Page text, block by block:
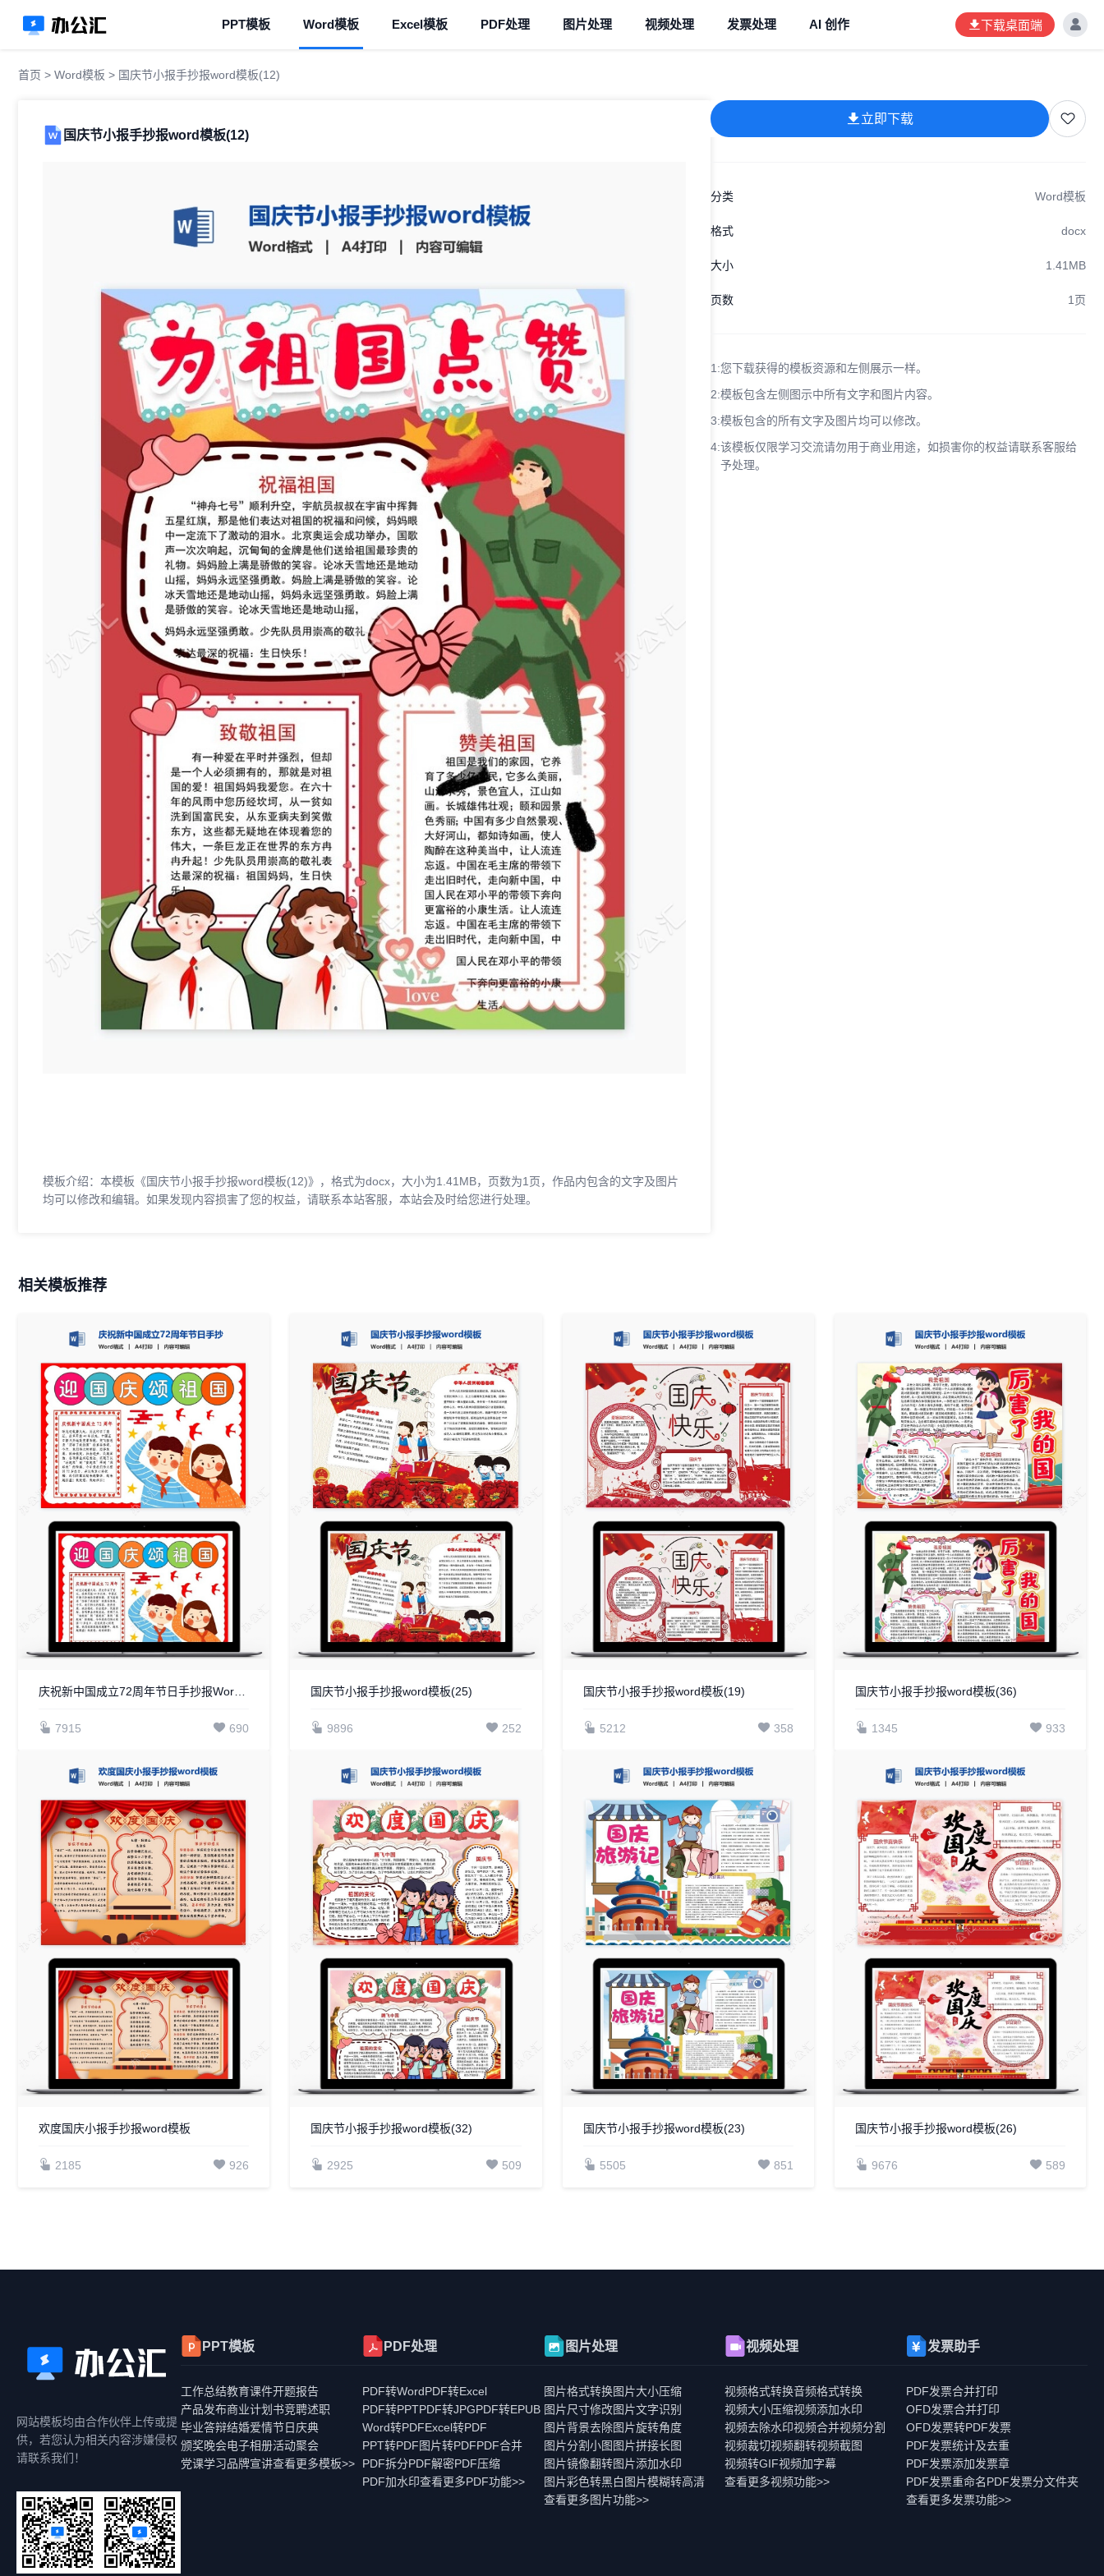
PPT模板 Word模板 Excel模板 PDF处理 图片处理 视频处理 发票处理 AI 创作 下载桌面端
首页 > Word模板 > 国庆节小报手抄报word模板(12)
国庆节小报手抄报word模板(12)
模板介绍：本模板《国庆节小报手抄报word模板(12)》，格式为docx，大小为1.41MB，页数为1页，作品内包含的文字及图片
均可以修改和编辑。如果发现内容损害了您的权益，请联系本站客服，本站会及时给您进行处理。
立即下载
分类 Word模板
格式 docx
大小 1.41MB
页数 1页
1:您下载获得的模板资源和左侧展示一样。
2:模板包含左侧图示中所有文字和图片内容。
3:模板包含的所有文字及图片均可以修改。
4:该模板仅限学习交流请勿用于商业用途，如损害你的权益请联系客服给
予处理。
相关模板推荐
7915 690
国庆节小报手抄报word模板(25)
9896 252
国庆节小报手抄报word模板(19)
5212 358
国庆节小报手抄报word模板(36)
1345 933
欢度国庆小报手抄报word模板
2185 926
国庆节小报手抄报word模板(32)
2925 509
国庆节小报手抄报word模板(23)
5505 851
国庆节小报手抄报word模板(26)
9676 589
网站模板均由合作伙伴上传或提
供，若您认为相关内容涉嫌侵权
请联系我们！
PPT模板
工作总结教育课件开题报告
产品发布商业计划书竞聘述职
毕业答辩结婚爱情节日庆典
颁奖晚会电子相册活动聚会
党课学习品牌宣讲查看更多模板>>
PDF处理
PDF转WordPDF转Excel
PDF转PPTPDF转JPGPDF转EPUB
Word转PDFExcel转PDF
PPT转PDF图片转PDFPDF合并
PDF拆分PDF解密PDF压缩
PDF加水印查看更多PDF功能>>
图片处理
图片格式转换图片大小压缩
图片尺寸修改图片文字识别
图片背景去除图片旋转角度
图片分割小图 图片拼接长图
图片镜像翻转图片添加水印
图片彩色转黑白 图片模糊转高清
查看更多图片功能>>
视频处理
视频格式转换音频格式转换
视频大小压缩视频添加水印
视频去除水印视频合并视频分割
视频裁切视频翻转视频截图
视频转GIF视频加字幕
查看更多视频功能>>
发票助手
PDF发票合并打印
OFD发票合并打印
OFD发票转PDF发票
PDF发票统计及去重
PDF发票添加发票章
PDF发票重命名PDF发票分文件夹
查看更多发票功能>>